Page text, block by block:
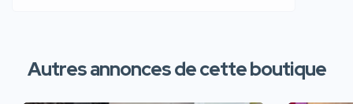
Autres annonces de cette boutique